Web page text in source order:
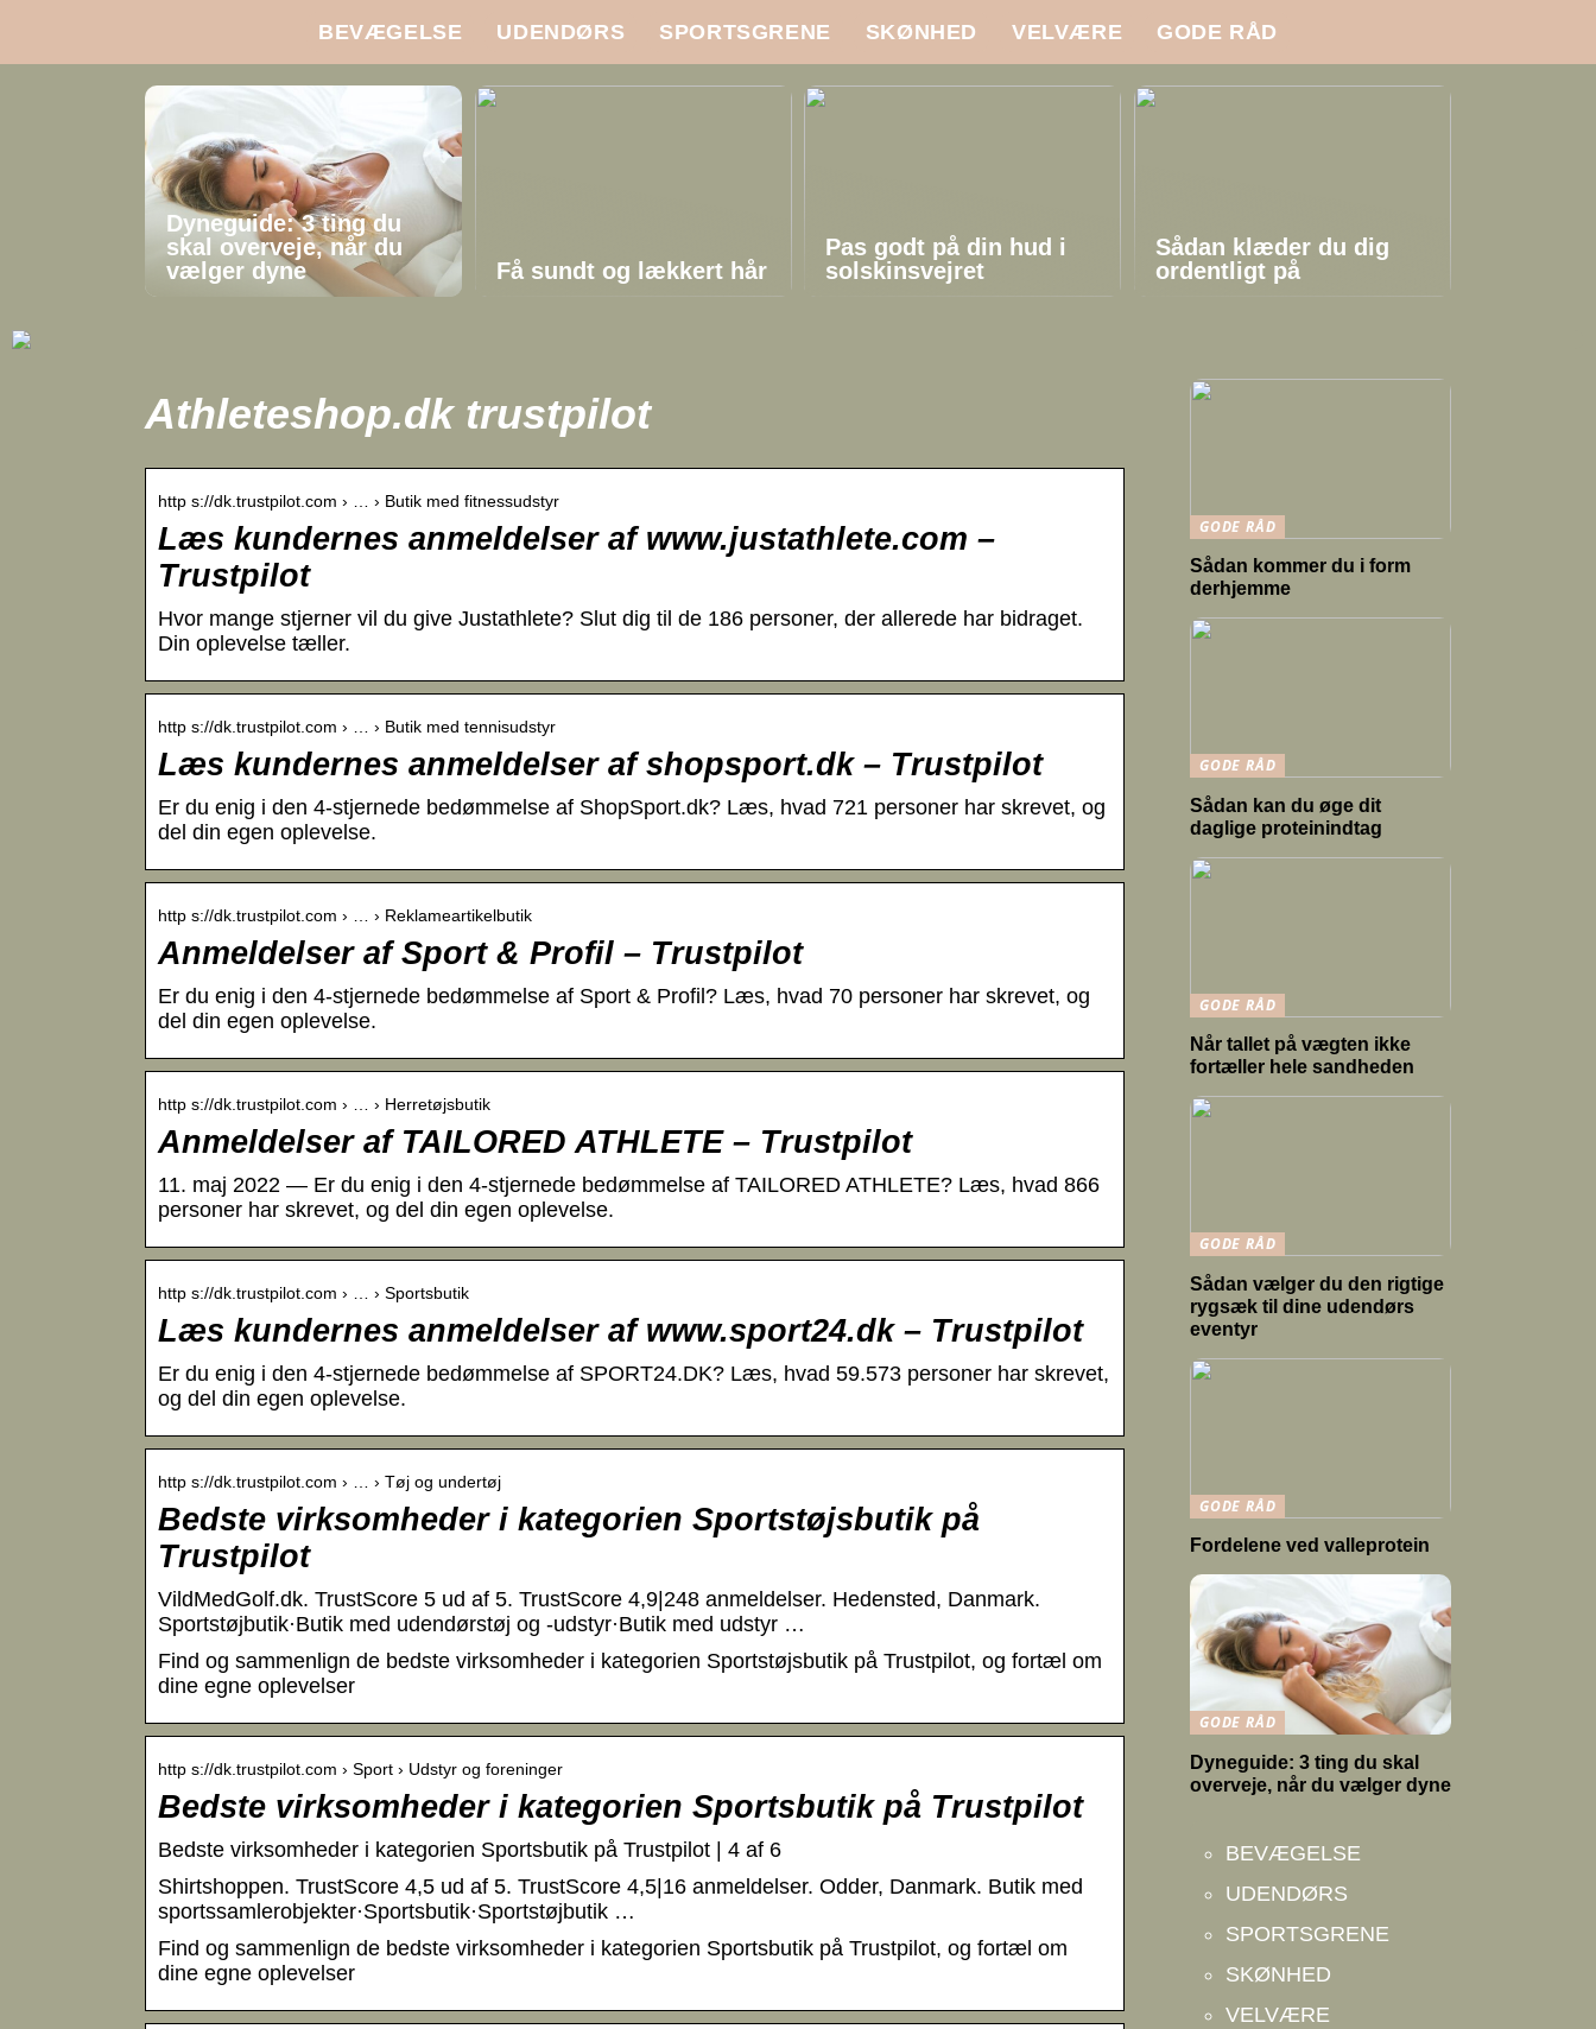
BEVÆGELSE UDENDØRS SPORTSGRENE SKØNHED VELVÆRE GODE RÅD
Dyneguide: 3 ting du
skal overveje, når du
vælger dyne
Få sundt og lækkert hår
Pas godt på din hud i
solskinsvejret
Sådan klæder du dig
ordentligt på
Athleteshop.dk trustpilot
http s://dk.trustpilot.com › … › Butik med fitnessudstyr
Læs kundernes anmeldelser af www.justathlete.com –
Trustpilot
Hvor mange stjerner vil du give Justathlete? Slut dig til de 186 personer, der allerede har bidraget.
Din oplevelse tæller.
http s://dk.trustpilot.com › … › Butik med tennisudstyr
Læs kundernes anmeldelser af shopsport.dk – Trustpilot
Er du enig i den 4-stjernede bedømmelse af ShopSport.dk? Læs, hvad 721 personer har skrevet, og
del din egen oplevelse.
http s://dk.trustpilot.com › … › Reklameartikelbutik
Anmeldelser af Sport & Profil – Trustpilot
Er du enig i den 4-stjernede bedømmelse af Sport & Profil? Læs, hvad 70 personer har skrevet, og
del din egen oplevelse.
http s://dk.trustpilot.com › … › Herretøjsbutik
Anmeldelser af TAILORED ATHLETE – Trustpilot
11. maj 2022 — Er du enig i den 4-stjernede bedømmelse af TAILORED ATHLETE? Læs, hvad 866
personer har skrevet, og del din egen oplevelse.
http s://dk.trustpilot.com › … › Sportsbutik
Læs kundernes anmeldelser af www.sport24.dk – Trustpilot
Er du enig i den 4-stjernede bedømmelse af SPORT24.DK? Læs, hvad 59.573 personer har skrevet,
og del din egen oplevelse.
http s://dk.trustpilot.com › … › Tøj og undertøj
Bedste virksomheder i kategorien Sportstøjsbutik på
Trustpilot
VildMedGolf.dk. TrustScore 5 ud af 5. TrustScore 4,9|248 anmeldelser. Hedensted, Danmark.
Sportstøjbutik·Butik med udendørstøj og -udstyr·Butik med udstyr …
Find og sammenlign de bedste virksomheder i kategorien Sportstøjsbutik på Trustpilot, og fortæl om
dine egne oplevelser
http s://dk.trustpilot.com › Sport › Udstyr og foreninger
Bedste virksomheder i kategorien Sportsbutik på Trustpilot
Bedste virksomheder i kategorien Sportsbutik på Trustpilot | 4 af 6
Shirtshoppen. TrustScore 4,5 ud af 5. TrustScore 4,5|16 anmeldelser. Odder, Danmark. Butik med
sportssamlerobjekter·Sportsbutik·Sportstøjbutik …
Find og sammenlign de bedste virksomheder i kategorien Sportsbutik på Trustpilot, og fortæl om
dine egne oplevelser
GODE RÅD
Sådan kommer du i form
derhjemme
GODE RÅD
Sådan kan du øge dit
daglige proteinindtag
GODE RÅD
Når tallet på vægten ikke
fortæller hele sandheden
GODE RÅD
Sådan vælger du den rigtige
rygsæk til dine udendørs
eventyr
GODE RÅD
Fordelene ved valleprotein
GODE RÅD
Dyneguide: 3 ting du skal
overveje, når du vælger dyne
BEVÆGELSE
UDENDØRS
SPORTSGRENE
SKØNHED
VELVÆRE